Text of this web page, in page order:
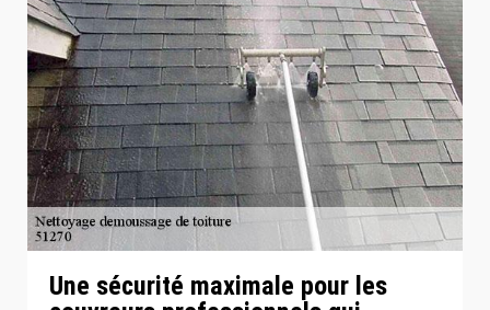
Une sécurité maximale pour les